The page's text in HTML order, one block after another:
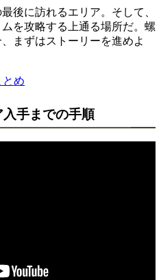
後に訪れるエリア。そして、
を攻略する上通る場所だ。螺
まずはストーリーを進めよ
め
手までの手順